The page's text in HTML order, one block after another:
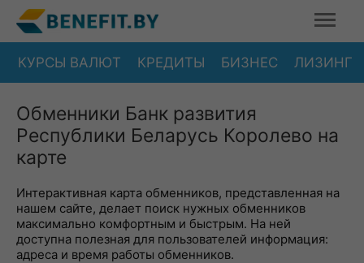
КУРСЫ ВАЛЮТ КРЕДИТЫ БИЗНЕС ЛИЗИНГ
Обменники Банк развития
Республики Беларусь Королево на
карте
Интерактивная карта обменников, представленная на
нашем сайте, делает поиск нужных обменников
максимально комфортным и быстрым. На ней
доступна полезная для пользователей информация:
адреса и время работы обменников.